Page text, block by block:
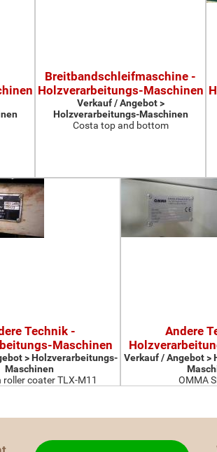
Breitbandschleifmaschine -
Holzverarbeitungs-Maschinen
Verkauf / Angebot >
Holzverarbeitungs-Maschinen
Costa top and bottom
Technik -
Maschinen
> Holzverarbeitungs-
Maschinen
roller coater TLX-M11
Andere
Verkauf / Angebot >
OMMA